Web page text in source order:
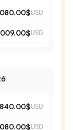
USD
USD
USD
USD